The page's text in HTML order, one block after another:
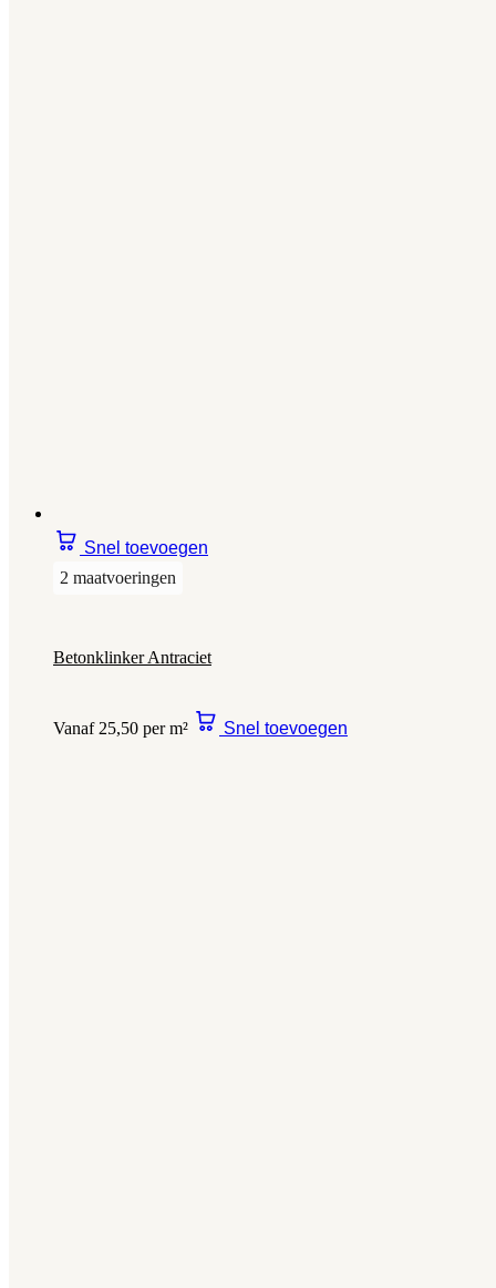
Snel toevoegen
2 maatvoeringen
Betonklinker Antraciet
Vanaf 25,50 per m² Snel toevoegen